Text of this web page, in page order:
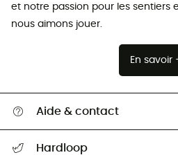
et notre passion pour les sentiers
nous aimons jouer.
En savoir
Aide & contact
Hardloop